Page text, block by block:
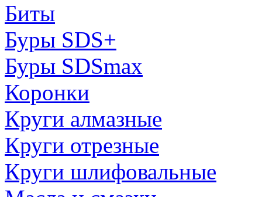
Биты
Буры SDS+
Буры SDSmax
Коронки
Круги алмазные
Круги отрезные
Круги шлифовальные